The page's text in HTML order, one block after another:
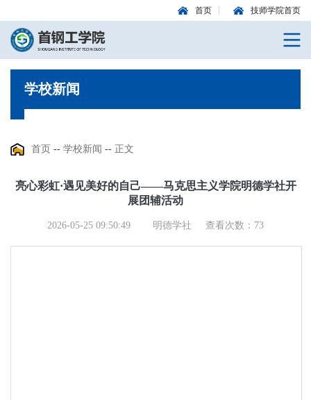
首页 技师学院首页
学校新闻
首页 -- 学校新闻 -- 正文
亮心彩虹·遇见美好的自己——马克思主义学院明德学社开
展团辅活动
2026-05-25 09:50:49 明德学社 查看次数： 73